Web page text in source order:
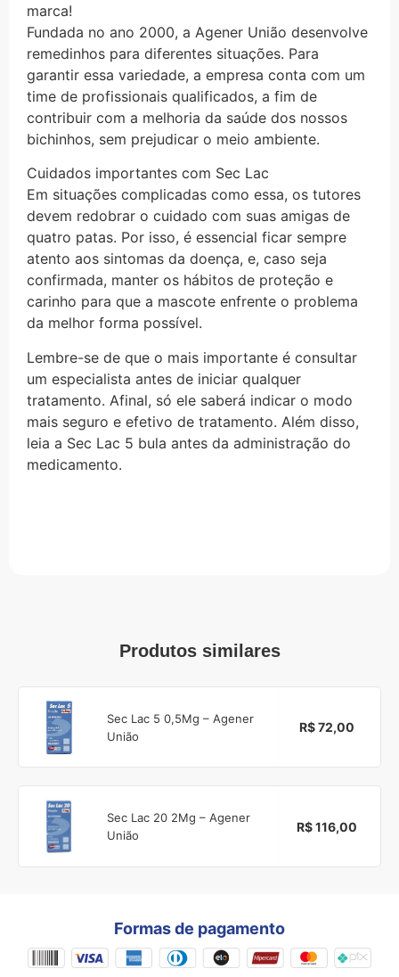
marca!
Fundada no ano 2000, a Agener União desenvolve
remedinhos para diferentes situações. Para
garantir essa variedade, a empresa conta com um
time de profissionais qualificados, a fim de
contribuir com a melhoria da saúde dos nossos
bichinhos, sem prejudicar o meio ambiente.
Cuidados importantes com Sec Lac
Em situações complicadas como essa, os tutores
devem redobrar o cuidado com suas amigas de
quatro patas. Por isso, é essencial ficar sempre
atento aos sintomas da doença, e, caso seja
confirmada, manter os hábitos de proteção e
carinho para que a mascote enfrente o problema
da melhor forma possível.
Lembre-se de que o mais importante é consultar
um especialista antes de iniciar qualquer
tratamento. Afinal, só ele saberá indicar o modo
mais seguro e efetivo de tratamento. Além disso,
leia a Sec Lac 5 bula antes da administração do
medicamento.
Produtos similares
Sec Lac 5 0,5Mg – Agener
União
R$ 72,00
Sec Lac 20 2Mg – Agener
União
R$ 116,00
Formas de pagamento